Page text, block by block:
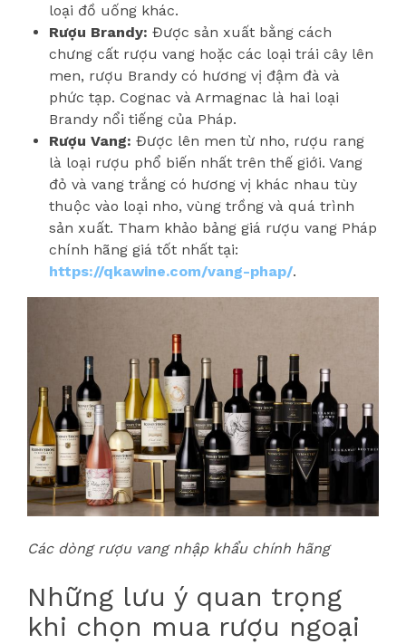
loại đồ uống khác.
Rượu Brandy: Được sản xuất bằng cách
chưng cất rượu vang hoặc các loại trái cây lên
men, rượu Brandy có hương vị đậm đà và
phức tạp. Cognac và Armagnac là hai loại
Brandy nổi tiếng của Pháp.
Rượu Vang: Được lên men từ nho, rượu rang
là loại rượu phổ biến nhất trên thế giới. Vang
đỏ và vang trắng có hương vị khác nhau tùy
thuộc vào loại nho, vùng trồng và quá trình
sản xuất. Tham khảo bảng giá rượu vang Pháp
chính hãng giá tốt nhất tại:
https://qkawine.com/vang-phap/.
Các dòng rượu vang nhập khẩu chính hãng
Những lưu ý quan trọng
khi chọn mua rượu ngoại